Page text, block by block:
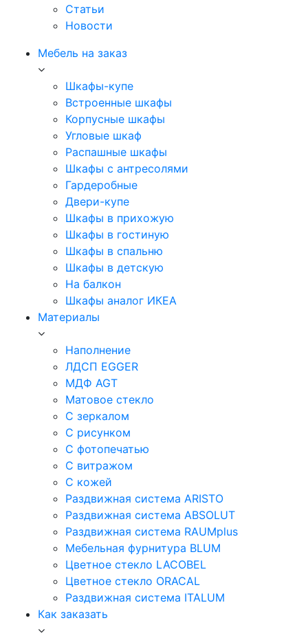
Статьи
Новости
Мебель на заказ
Шкафы-купе
Встроенные шкафы
Корпусные шкафы
Угловые шкаф
Распашные шкафы
Шкафы с антресолями
Гардеробные
Двери-купе
Шкафы в прихожую
Шкафы в гостиную
Шкафы в спальню
Шкафы в детскую
На балкон
Шкафы аналог ИКЕА
Материалы
Наполнение
ЛДСП EGGER
МДФ AGT
Матовое стекло
С зеркалом
С рисунком
С фотопечатью
С витражом
С кожей
Раздвижная система ARISTO
Раздвижная система ABSOLUT
Раздвижная система RAUMplus
Мебельная фурнитура BLUM
Цветное стекло LACOBEL
Цветное стекло ORACAL
Раздвижная система ITALUM
Как заказать